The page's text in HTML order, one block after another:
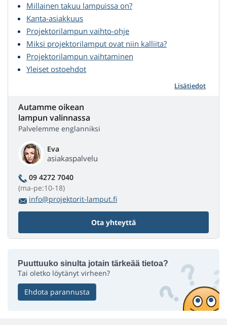
Millainen takuu lampuissa on?
Kanta-asiakkuus
Projektorilampun vaihto-ohje
Miksi projektorilamput ovat niin kalliita?
Projektorilampun vaihtaminen
Yleiset ostoehdot
Lisätiedot
Autamme oikean
lampun valinnassa
Palvelemme englanniksi
Eva
asiakaspalvelu
09 4272 7040
(ma-pe:10-18)
info@projektorit-lamput.fi
Ota yhteyttä
Puuttuuko sinulta jotain tärkeää tietoa?
Tai oletko löytänyt virheen?
Ehdota parannusta